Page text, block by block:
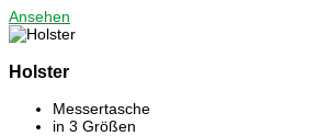
Ansehen
Holster
Messertasche
in 3 Größen